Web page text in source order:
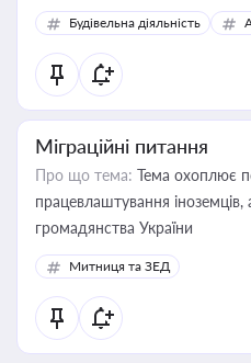
Будівельна діяльність
Міграційні питання
Про що тема: Тема охоплює
працевлаштування
громадянства України
Митниця та ЗЕД